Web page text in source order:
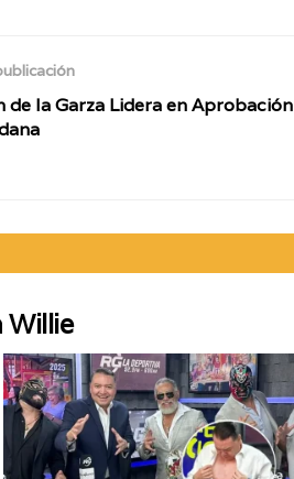
de la Garza Lidera en Aprobación
Willie